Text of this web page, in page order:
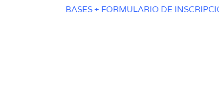
BASES + FORMULARIO DE